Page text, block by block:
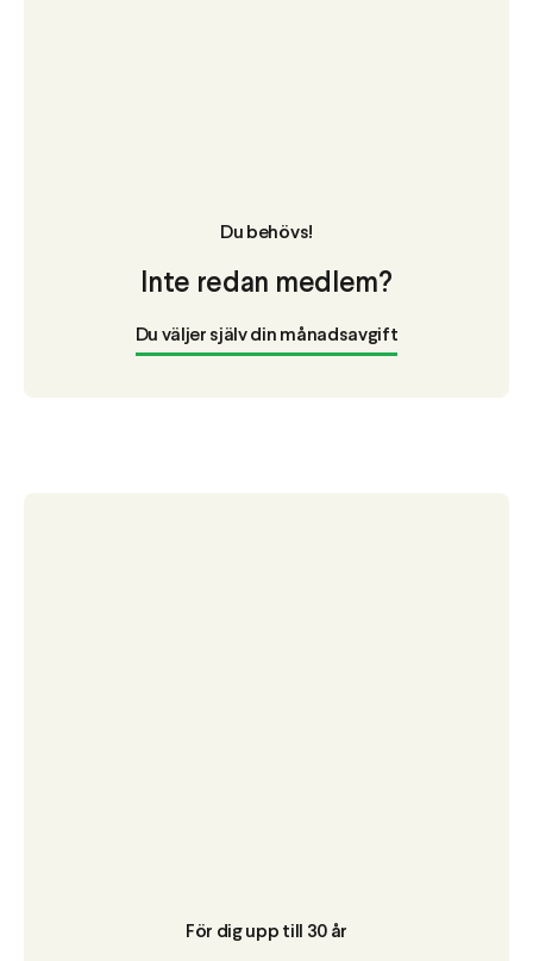
Du behövs!
Inte redan medlem?
Du väljer själv din månadsavgift
För dig upp till 30 år